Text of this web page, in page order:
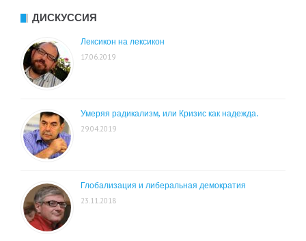
ДИСКУССИЯ
Лексикон на лексикон
17.06.2019
Умеряя радикализм, или Кризис как надежда.
29.04.2019
Глобализация и либеральная демократия
23.11.2018